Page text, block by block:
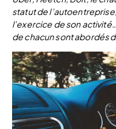
statut de l’autoentreprise,
l’exercice de son
de chacun sont abordés